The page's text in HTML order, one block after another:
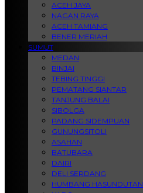
ACEH JAYA
NAGAN RAYA
ACEH TAMIANG
BENER MERIAH
SUMUT
MEDAN
BINJAI
TEBING TINGGI
PEMATANG SIANTAR
TANJUNG BALAI
SIBOLGA
PADANG SIDEMPUAN
GUNUNGSITOLI
ASAHAN
BATUBARA
DAIRI
DELI SERDANG
HUMBANG HASUNDUTAN